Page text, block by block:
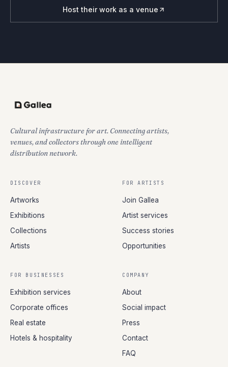
Host their work as a venue
Cultural infrastructure for art. Connecting artists,
venues, and collectors through one intelligent
distribution network.
DISCOVER
Artworks
Exhibitions
Collections
Artists
FOR ARTISTS
Join Gallea
Artist services
Success stories
Opportunities
FOR BUSINESSES
Exhibition services
Corporate offices
Real estate
Hotels & hospitality
COMPANY
About
Social impact
Press
Contact
FAQ